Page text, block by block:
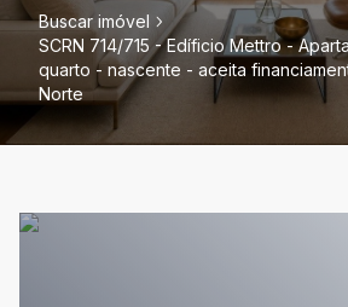
Buscar imóvel
SCRN 714/715 - Edíficio Mettro -
quarto - nascente - aceita
Norte